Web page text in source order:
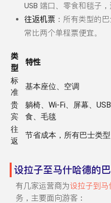
USB 端口、零食和毯子
往返机票：所有类型的
常比两个单程票便宜。
类
型
特性
标
准
基本座位、空调
贵
宾
躺椅、Wi-Fi、屏幕、
食、毛毯
往
返
节省成本，所有巴士类型
设拉子至马什哈德的
有几家运营商为设拉子到马
务，主要面向游客：